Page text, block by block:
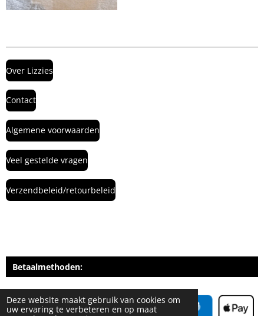
Deze website maakt gebruik van cookies om
uw ervaring te verbeteren en op maat
Over Lizzies
Contact
Algemene voorwaarden
Veel gestelde vragen
Verzendbeleid/retourbeleid
Betaalmethoden: